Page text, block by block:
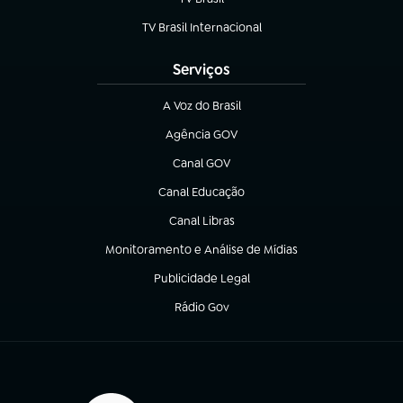
(abre em nova aba)
TV Brasil Internacional
(abre em nova aba)
Serviços
A Voz do Brasil
(abre em nova aba)
Agência GOV
(abre em nova aba)
Canal GOV
(abre em nova aba)
Canal Educação
(abre em nova aba)
Canal Libras
(abre em nova aba)
Monitoramento e Análise de Mídias
(abre em nova aba)
Publicidade Legal
(abre em nova aba)
Rádio Gov
(abre em nova aba)